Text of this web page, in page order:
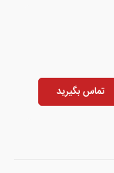
تماس بگیرید